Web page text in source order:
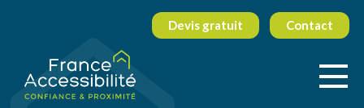
Devis gratuit Contact